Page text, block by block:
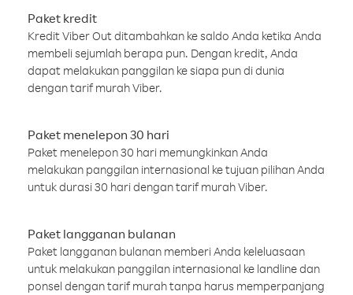
Paket kredit
Kredit Viber Out ditambahkan ke saldo Anda ketika Anda
membeli sejumlah berapa pun. Dengan kredit, Anda
dapat melakukan panggilan ke siapa pun di dunia
dengan tarif murah Viber.
Paket menelepon 30 hari
Paket menelepon 30 hari memungkinkan Anda
melakukan panggilan internasional ke tujuan pilihan Anda
untuk durasi 30 hari dengan tarif murah Viber.
Paket langganan bulanan
Paket langganan bulanan memberi Anda keleluasaan
untuk melakukan panggilan internasional ke landline dan
ponsel dengan tarif murah tanpa harus memperpanjang